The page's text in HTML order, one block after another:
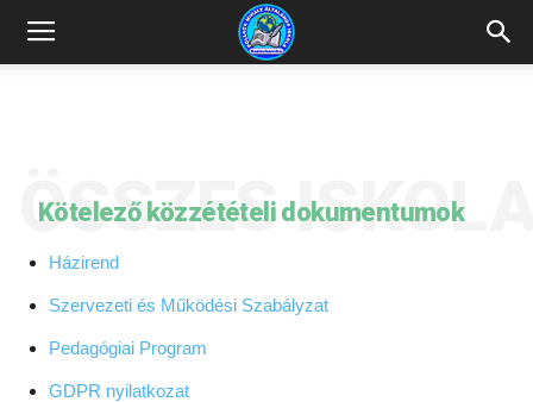
Kazincbarcikai
Kötelező közzétételi dokumentumok
ÖSSZES
Házirend
Szervezeti és Működési Szabályzat
Pedagógiai Program
GDPR nyilatkozat